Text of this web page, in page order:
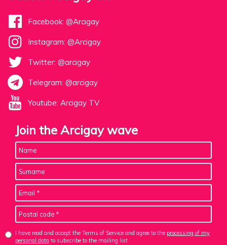
Facebook: @Arcigay
Instagram: @Arcigay
Twitter: @arcigay
Telegram: @arcigay
Youtube: Arcigay TV
Join the Arcigay wave
I have read and accept the Terms of Service and agree to the processing of my
personal data to subscribe to the mailing list